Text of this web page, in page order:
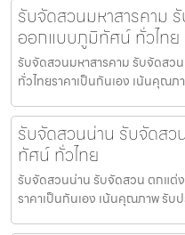
รับจัดสวนมหาสารคาม
ออกแบบภูมิทัศน์ ทั่วไทย
รับจัดสวนมหาสารคาม รับจัดส
ทั่วไทยราคาเป็นกันเอง เน้นคุณ
รับจัดสวนน่าน รับจัดส
ทัศน์ ทั่วไทย
รับจัดสวนน่าน รับจัดสวน ตกแ
ราคาเป็นกันเอง เน้นคุณภาพ รั